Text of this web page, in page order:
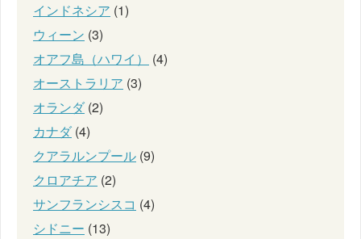
インドネシア (1)
ウィーン (3)
オアフ島（ハワイ）
(4)
オーストラリア (3)
オランダ(2)
カナダ(4)
クアラルンプール (9)
クロアチア (2)
サンフランシスコ (4)
シドニー (13)